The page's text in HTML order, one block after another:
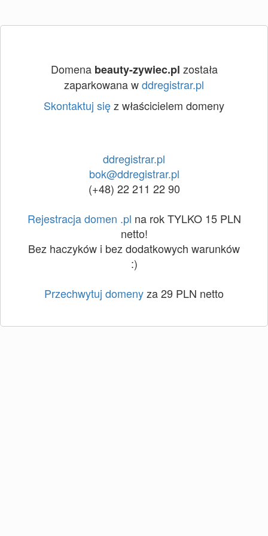
Domena beauty-zywiec.pl została
zaparkowana wddregistrar.pl
Skontaktuj sięz właścicielem domeny
ddregistrar.pl
bok@ddregistrar.pl
(+48) 22 211 22 90
Rejestracja domen .pl na rok TYLKO 15 PLN
netto!
Bez haczyków i bez dodatkowych warunków
:)
Przechwytuj domenyza 29 PLN netto